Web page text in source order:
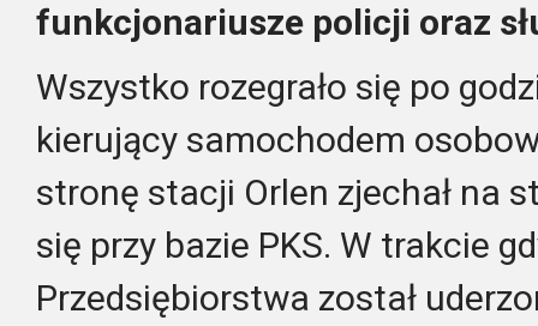
funkcjonariusze policji oraz
Wszystko rozegrało się po
kierujący samochodem
stronę stacji Orlen zjechał na
się przy bazie PKS. W trakcie
Przedsiębiorstwa został